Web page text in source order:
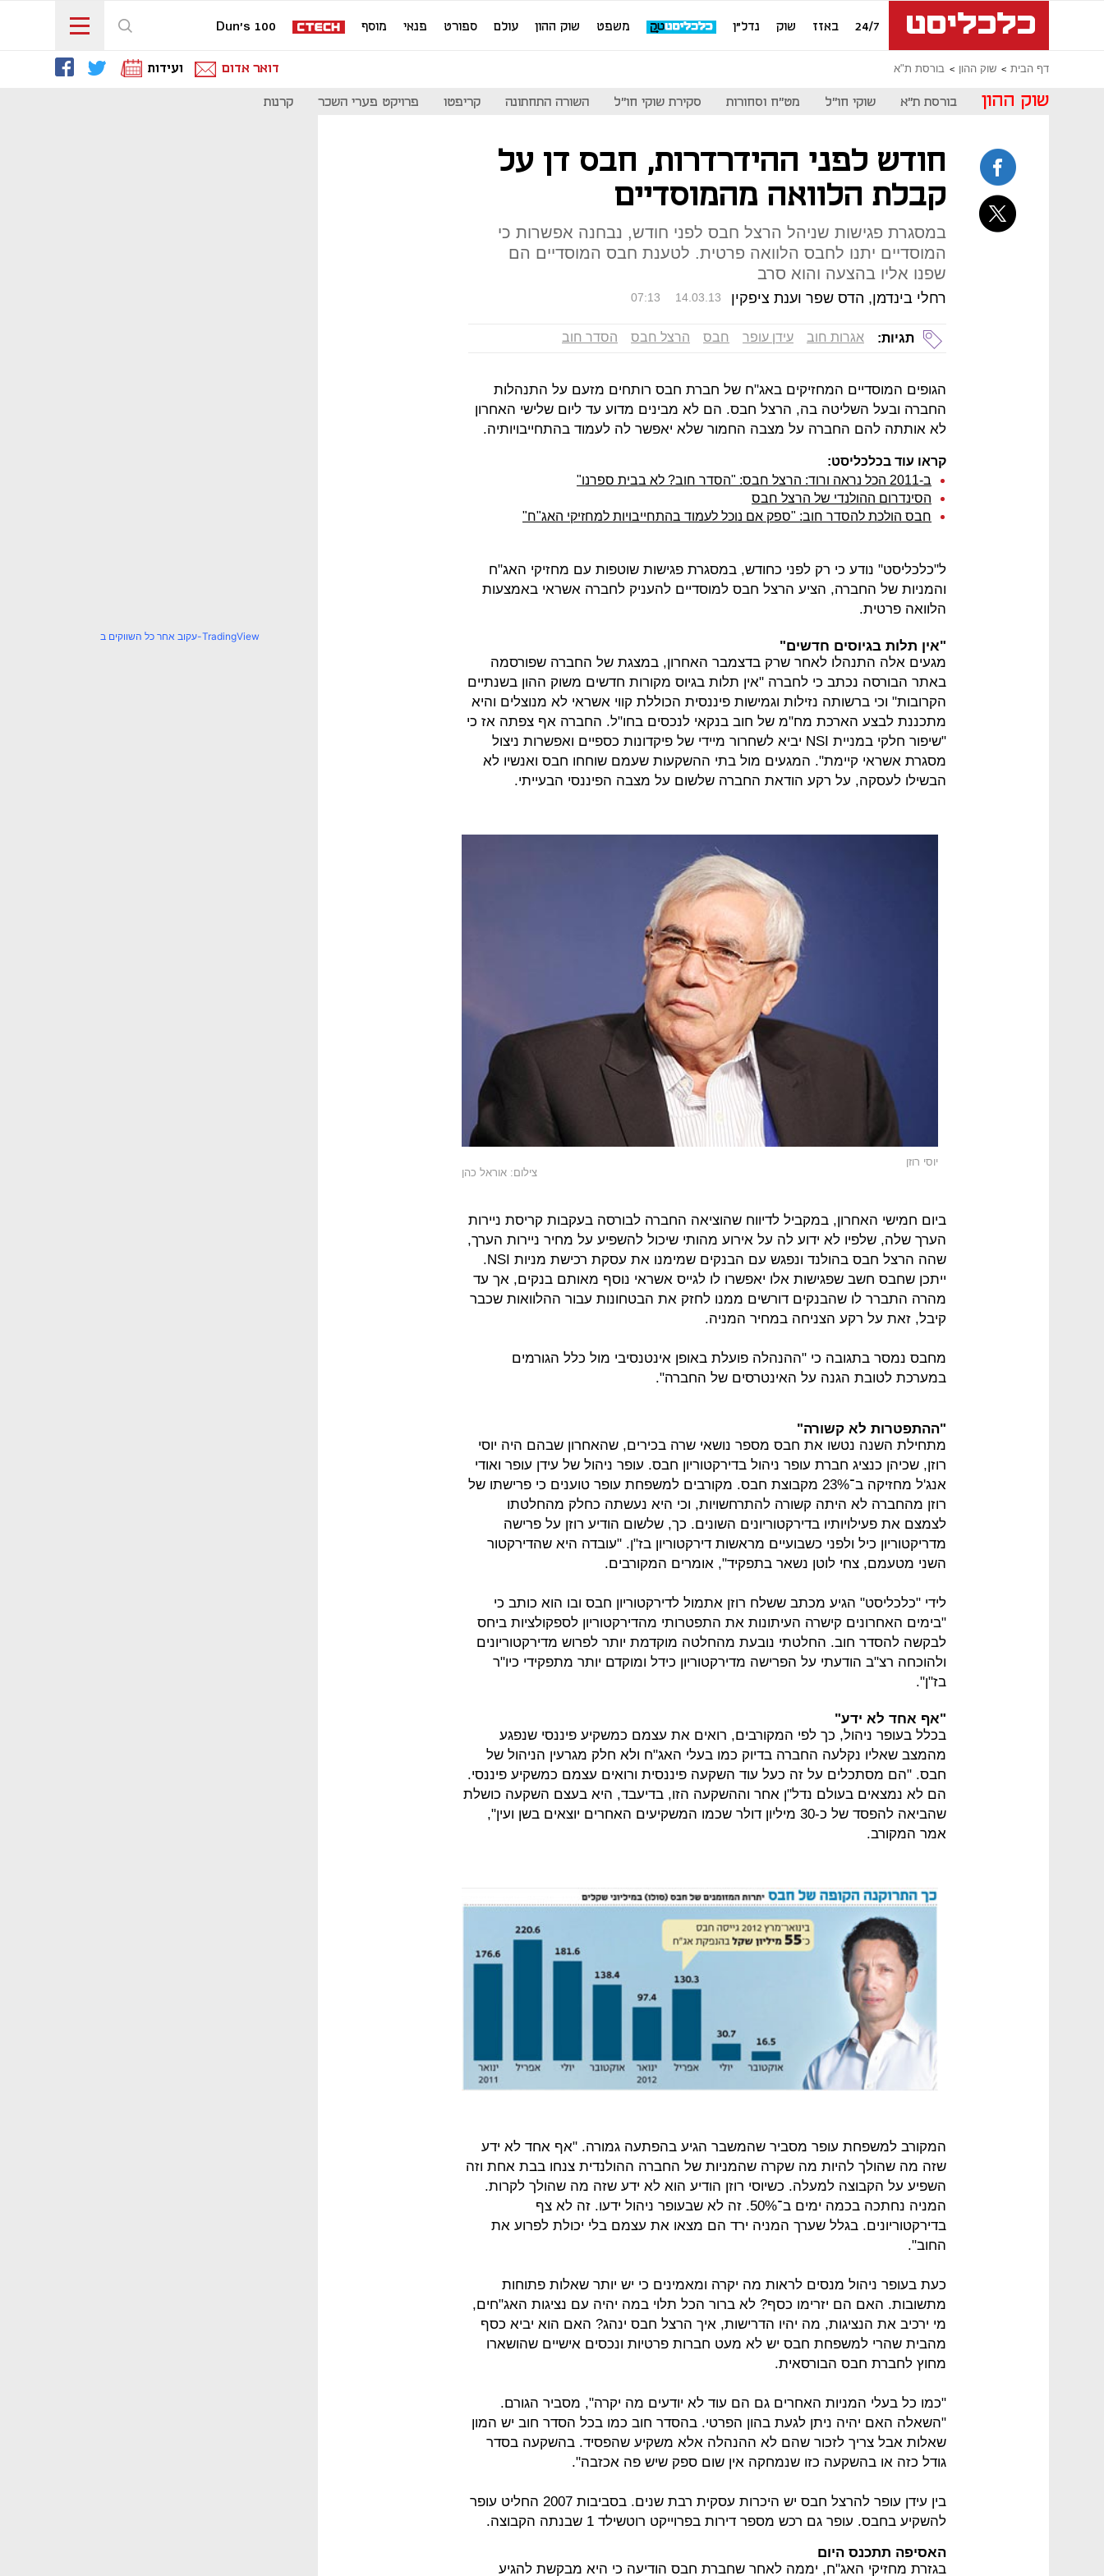
24/7 באזז שוק נדל"ן משפט שוק ההון עולם ספורט פנאי מוסף Dun's 100
דף הבית שוק ההון בורסת ת"א דואר אדום ועידות
שוק ההון בורסת ת"א שוקי חו"ל מט"ח וסחורות סקירת שוקי חו"ל השורה התחתונה קריפטו פרויקט פערי השכר קרנות
חודש לפני ההידרדרות, חבס דן על
קבלת הלוואה מהמוסדיים
במסגרת פגישות שניהל הרצל חבס לפני חודש, נבחנה אפשרות כי
המוסדיים יתנו לחבס הלוואה פרטית. לטענת חבס המוסדיים הם
שפנו אליו בהצעה והוא סרב
רחלי בינדמן, הדס שפר וענת ציפקין 07:13 14.03.13
תגיות: אגרות חוב עידן עופר חבס הרצל חבס הסדר חוב
הגופים המוסדיים המחזיקים באג"ח של חברת חבס רותחים מזעם על התנהלות
החברה ובעל השליטה בה, הרצל חבס. הם לא מבינים מדוע עד ליום שלישי האחרון
לא אותתה להם החברה על מצבה החמור שלא יאפשר לה לעמוד בהתחייבויותיה.
קראו עוד בכלכליסט:
ב-2011 הכל נראה ורוד: הרצל חבס: "הסדר חוב? לא בבית ספרנו"
הסינדרום ההולנדי של הרצל חבס
חבס הולכת להסדר חוב: "ספק אם נוכל לעמוד בהתחייבויות למחזיקי האג"ח"
ל"כלכליסט" נודע כי רק לפני כחודש, במסגרת פגישות שוטפות עם מחזיקי האג"ח
והמניות של החברה, הציע הרצל חבס למוסדיים להעניק לחברה אשראי באמצעות
הלוואה פרטית.
"אין תלות בגיוסים חדשים"
מגעים אלה התנהלו לאחר שרק בדצמבר האחרון, במצגת של החברה שפורסמה
באתר הבורסה נכתב כי לחברה "אין תלות בגיוס מקורות חדשים משוק ההון בשנתיים
הקרובות" וכי ברשותה נזילות וגמישות פיננסית הכוללת קווי אשראי לא מנוצלים והיא
מתכננת לבצע הארכת מח"מ של חוב בנקאי לנכסים בחו"ל. החברה אף צפתה אז כי
"שיפור חלקי במניית NSI יביא לשחרור מיידי של פיקדונות כספיים ואפשרות ניצול
מסגרת אשראי קיימת". המגעים מול בתי ההשקעות שעמם שוחחו חבס ואנשיו לא
הבשילו לעסקה, על רקע הודאת החברה שלשום על מצבה הפיננסי הבעייתי.
יוסי רוזן
צילום: אוראל כהן
ביום חמישי האחרון, במקביל לדיווח שהוציאה החברה לבורסה בעקבות קריסת ניירות
הערך שלה, שלפיו לא ידוע לה על אירוע מהותי שיכול להשפיע על מחיר ניירות הערך,
שהה הרצל חבס בהולנד ונפגש עם הבנקים שמימנו את עסקת רכישת מניות NSI.
ייתכן שחבס חשב שפגישות אלו יאפשרו לו לגייס אשראי נוסף מאותם בנקים, אך עד
מהרה התברר לו שהבנקים דורשים ממנו לחזק את הבטחונות עבור ההלוואות שכבר
קיבל, זאת על רקע הצניחה במחיר המניה.
מחבס נמסר בתגובה כי "ההנהלה פועלת באופן אינטנסיבי מול כלל הגורמים
במערכת לטובת הגנה על האינטרסים של החברה".
"ההתפטרות לא קשורה"
מתחילת השנה נטשו את חבס מספר נושאי שרה בכירים, שהאחרון שבהם היה יוסי
רוזן, שכיהן כנציג חברת עופר ניהול בדירקטוריון חבס. עופר ניהול של עידן עופר ואודי
אנג'ל מחזיקה ב־23% מקבוצת חבס. מקורבים למשפחת עופר טוענים כי פרישתו של
רוזן מהחברה לא היתה קשורה להתרחשויות, וכי היא נעשתה כחלק מהחלטתו
לצמצם את פעילויותיו בדירקטוריונים השונים. כך, שלשום הודיע רוזן על פרישה
מדריקטוריון כיל ולפני כשבועיים מראשות דירקטוריון בז"ן. "עובדה היא שהדירקטור
השני מטעמם, צחי לוטן נשאר בתפקיד", אומרים המקורבים.
לידי "כלכליסט" הגיע מכתב ששלח רוזן אתמול לדירקטוריון חבס ובו הוא כותב כי
"בימים האחרונים קישרה העיתונות את התפטרותי מהדירקטוריון לספקולציות ביחס
לבקשה להסדר חוב. החלטתי נובעת מהחלטה מוקדמת יותר לפרוש מדירקטוריונים
ולהוכחה רצ"ב הודעתי על הפרישה מדירקטוריון כידל ומוקדם יותר מתפקידי כיו"ר
בז"ן".
"אף אחד לא ידע"
בכלל בעופר ניהול, כך לפי המקורבים, רואים את עצמם כמשקיע פיננסי שנפגע
מהמצב שאליו נקלעה החברה בדיוק כמו בעלי האג"ח ולא חלק מגרעין הניהול של
חבס. "הם מסתכלים על זה כעל עוד השקעה פיננסית ורואים עצמם כמשקיע פיננסי.
הם לא נמצאים בעולם נדל"ן אחר וההשקעה הזו, בדיעבד, היא בעצם השקעה כושלת
שהביאה להפסד של כ-30 מיליון דולר שכמו המשקיעים האחרים יוצאים בשן ועין",
אמר המקורב.
המקורב למשפחת עופר מסביר שהמשבר הגיע בהפתעה גמורה. "אף אחד לא ידע
שזה מה שהולך להיות מה שקרה שהמניות של החברה ההולנדית צנחו בבת אחת וזה
השפיע על הקבוצה למעלה. כשיוסי רוזן הודיע הוא לא ידע שזה מה שהולך לקרות.
המניה נחתכה בכמה ימים ב־50%. זה לא שבעופר ניהול ידעו. זה לא צף
בדירקטוריונים. בגלל שערך המניה ירד הם מצאו את עצמם בלי יכולת לפרוע את
החוב".
כעת בעופר ניהול מנסים לראות מה יקרה ומאמינים כי יש יותר שאלות פתוחות
מתשובות. האם הם יזרימו כסף? לא ברור הכל תלוי במה יהיה עם נציגות האג"חים,
מי ירכיב את הנציגות, מה יהיו הדרישות, איך הרצל חבס ינהג? האם הוא יביא כסף
מהבית שהרי למשפחת חבס יש לא מעט חברות פרטיות ונכסים אישיים שהושארו
מחוץ לחברת חבס הבורסאית.
"כמו כל בעלי המניות האחרים גם הם עוד לא יודעים מה יקרה", מסביר הגורם.
"השאלה האם יהיה ניתן לגעת בהון הפרטי. בהסדר חוב כמו בכל הסדר חוב יש המון
שאלות אבל צריך לזכור שהם לא ההנהלה אלא משקיע שהפסיד. בהשקעה בסדר
גודל כזה או בהשקעה כזו שנמחקה אין שום ספק שיש פה אכזבה".
בין עידן עופר להרצל חבס יש היכרות עסקית רבת שנים. בסביבות 2007 החליט עופר
להשקיע בחבס. עופר גם רכש מספר דירות בפרוייקט רוטשילד 1 שבנתה הקבוצה.
האסיפה תתכנס היום
בגזרת מחזיקי האג"ח, יממה לאחר שחברת חבס הודיעה כי היא מבקשת להגיע
עקוב אחר כל השווקים ב-TradingView